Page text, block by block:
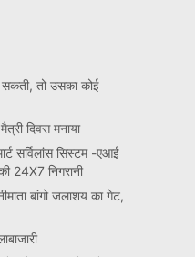
सकती, तो उसका कोई
दिवस मनाया
सर्विलांस सिस्टम -एआई
24X7 निगरानी
बांगो जलाशय का गेट,